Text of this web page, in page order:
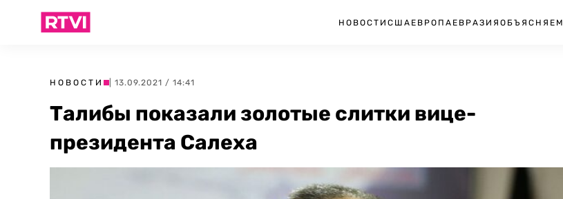
НОВОСТИ США ЕВРОПА ЕВРАЗИЯ ОБЪЯСНЯЕМ
НОВОСТИ | 13.09.2021 / 14:41
Талибы показали золотые слитки вице-
президента Салеха